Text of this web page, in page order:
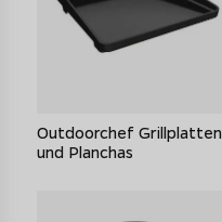
Outdoorchef Grillplatten
und Planchas